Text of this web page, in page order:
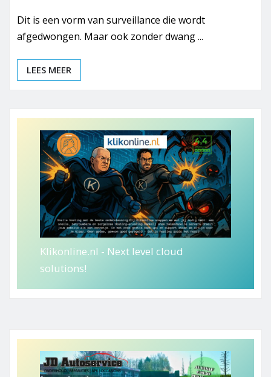
Dit is een vorm van surveillance die wordt
afgedwongen. Maar ook zonder dwang ...
LEES MEER
Klikonline.nl - Next level cloud
solutions!